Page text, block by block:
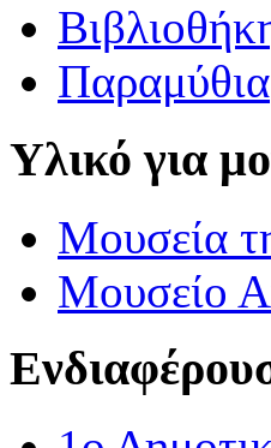
Παραμύθια
Υλικό για
Μουσεία
Μουσείο